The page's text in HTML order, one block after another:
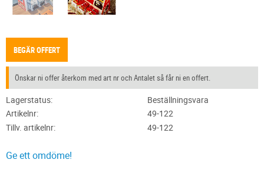
BEGÄR OFFERT
Önskar ni offer återkom med art nr och Antalet så får ni en offert.
Lagerstatus
Beställningsvara
Artikelnr
49-122
Tillv. artikelnr
49-122
Ge ett omdöme!